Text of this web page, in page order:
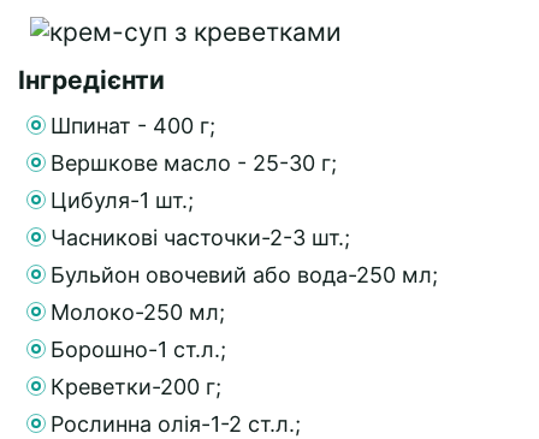
Інгредієнти
Шпинат - 400 г;
Вершкове масло - 25-30 г;
Цибуля-1 шт.;
Часникові часточки-2-3 шт.;
Бульйон овочевий або вода-250 мл;
Молоко-250 мл;
Борошно-1 ст.л.;
Креветки-200 г;
Рослинна олія-1-2 ст.л.;